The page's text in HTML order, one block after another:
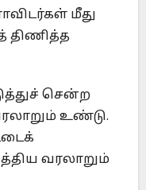
மீது
திணித்த
சென்ற
உண்டு.
வரலாறும்